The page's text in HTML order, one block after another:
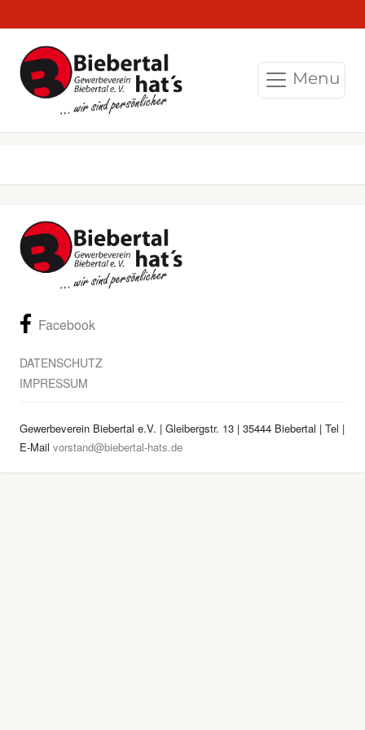
Menu
Facebook
DATENSCHUTZ
IMPRESSUM
Gewerbeverein Biebertal e.V. | Gleibergstr. 13 | 35444 Biebertal | Tel |
E-Mail vorstand@biebertal-hats.de